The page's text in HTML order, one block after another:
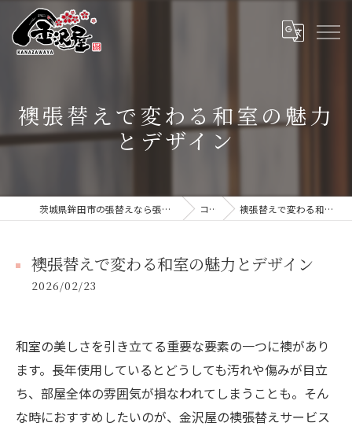
襖張替えで変わる和室の魅力
とデザイン
茨城県鉾田市の張替えなら張替本舗 金沢屋 大洗・鹿嶋店 コラム 襖張替えで変わる和室の魅力とデザイン
襖張替えで変わる和室の魅力とデザイン
2026/02/23
和室の美しさを引き立てる重要な要素の一つに襖があり
ます。長年使用しているとどうしても汚れや傷みが目立
ち、部屋全体の雰囲気が損なわれてしまうことも。そん
な時におすすめしたいのが、金沢屋の襖張替えサービス